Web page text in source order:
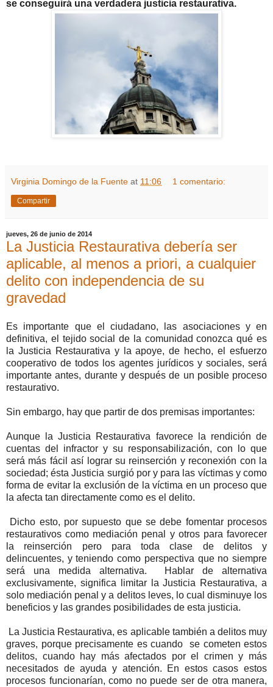
se conseguirá una verdadera justicia restaurativa.
Virginia Domingo de la Fuente at 11:06 1 comentario:
Compartir
jueves, 26 de junio de 2014
La Justicia Restaurativa debería ser
aplicable, al menos a priori, a cualquier
delito con independencia de su
gravedad
Es importante que el ciudadano, las asociaciones y en
definitiva, el tejido social de la comunidad conozca qué es
la Justicia Restaurativa y la apoye, de hecho, el esfuerzo
cooperativo de todos los agentes jurídicos y sociales, será
importante antes, durante y después de un posible proceso
restaurativo.
Sin embargo, hay que partir de dos premisas importantes:
Aunque la Justicia Restaurativa favorece la rendición de
cuentas del infractor y su responsabilización, con lo que
será más fácil así lograr su reinserción y reconexión con la
sociedad; ésta Justicia surgió por y para las víctimas y como
forma de evitar la exclusión de la víctima en un proceso que
la afecta tan directamente como es el delito.
Dicho esto, por supuesto que se debe fomentar procesos
restaurativos como mediación penal y otros para favorecer
la reinserción pero para toda clase de delitos y
delincuentes, y teniendo como perspectiva que no siempre
será una medida alternativa. Hablar de alternativa
exclusivamente, significa limitar la Justicia Restaurativa, a
solo mediación penal y a delitos leves, lo cual disminuye los
beneficios y las grandes posibilidades de esta justicia.
La Justicia Restaurativa, es aplicable también a delitos muy
graves, porque precisamente es cuando se cometen estos
delitos, cuando hay más afectados por el crimen y más
necesitados de ayuda y atención. En estos casos estos
procesos funcionarían, como no puede ser de otra manera,